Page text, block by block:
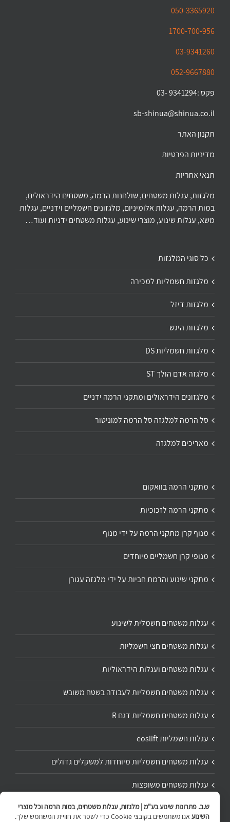
050-3365920
1700-700-956
03-9341260
052-9667880
פקס :9341294 -03
sb-shinua@shinua.co.il
תקנון האתר
מדיניות הפרטיות
תנאי אחריות
מלגזות, עגלות משטחים, שולחנות הרמה, משטחים הידראולים,
במות הרמה, עגלות אלומיניום, מלגזונים חשמליים וידניים, עגלות
משא, עגלות שינוע, מוצרי שינוע, עגלות משטחים ידניות ועוד…
כל סוגי המלגזות
מלגזות חשמליות למכירה
מלגזות דיזל
מלגזות היגש
מלגזות חשמליות DS
מלגזה אדם הולך ST
מלגזונים הידראולים ומתקני הרמה ידניים
סל הרמה למלגזה סל הרמה למוניטור
מאריכים למלגזה
מתקני הרמה בוואקום
מתקני הרמה לזכוכיות
מנוף קרן מתקני הרמה על ידי מנוף
מנופי קרן חשמליים מיוחדים
מתקני שינוע והרמת חביות על ידי מלגזה עגורן
עגלות משטחים חשמלית לשינוע
עגלות משטחים חצי חשמליות
עגלות משטחים ועגלות הידראוליות
עגלות משטחים חשמליות לעבודה בשטח משובש
עגלות משטחים חשמליות דגם R
עגלות חשמליות eoslift
עגלות משטחים חשמליות מיוחדות למשקלים גדולים
עגלות משטחים משופצות
תיקון ושיפוץ עגלת משטחים
ש.ב. פתרונות שינוע בע"מ | מלגזות, עגלות משטחים, במות הרמה וכל מוצרי
השינוע
אנו משתמשים בקובצי Cookie כדי לשפר את חוויית המשתמש שלך.